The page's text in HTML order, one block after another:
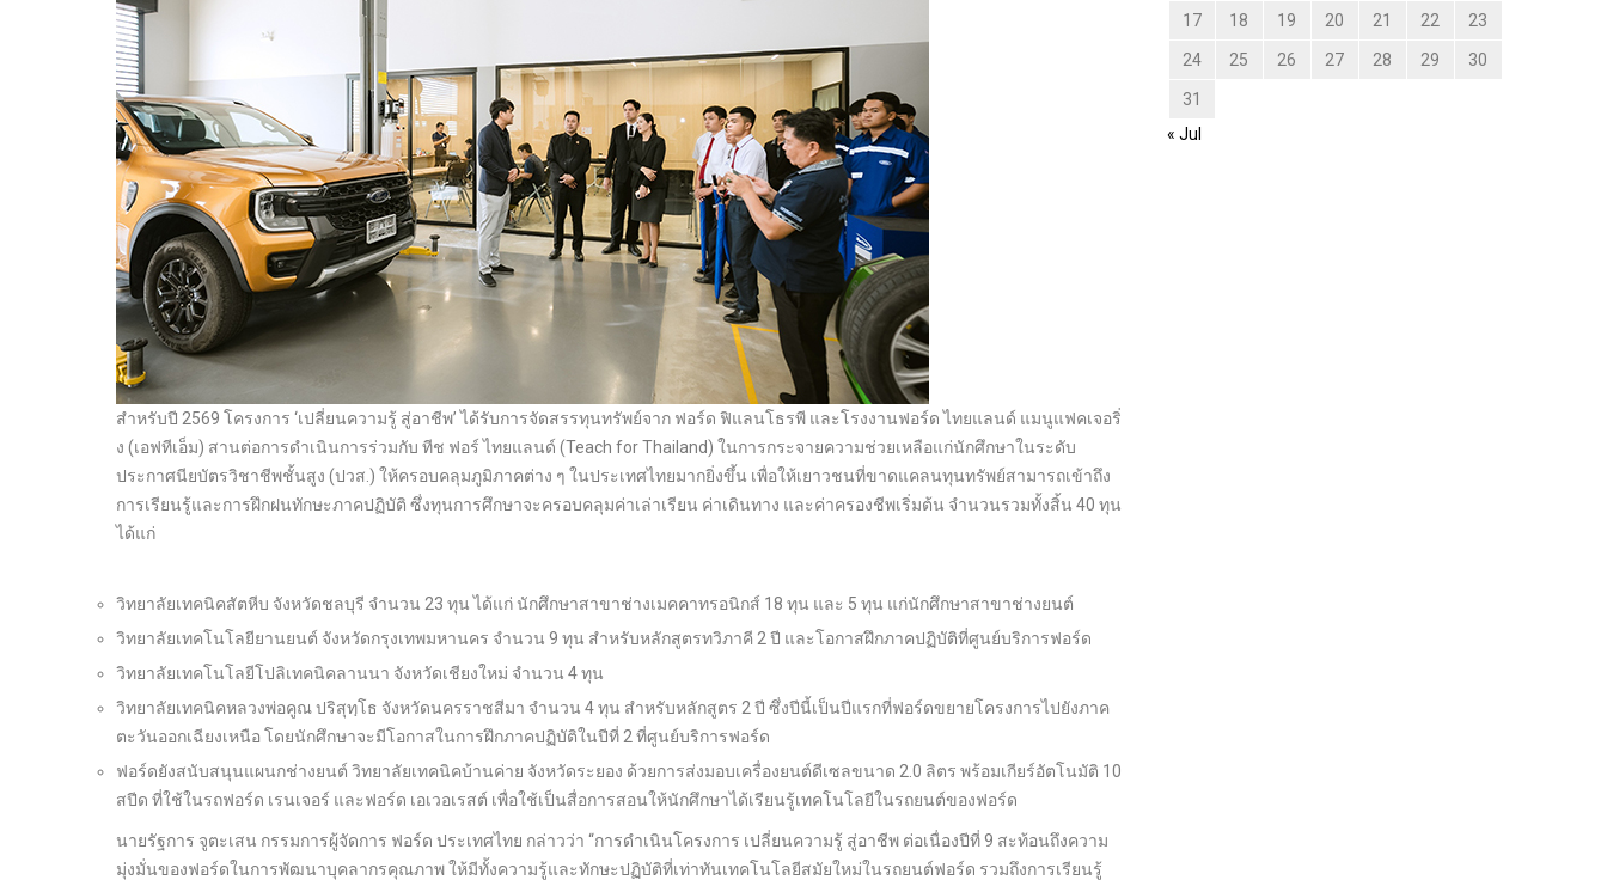
สำหรับปี 2569 โครงการ ‘เปลี่ยนความรู้ สู่อาชีพ’ ได้รับการจัดสรรทุนทรัพย์จาก ฟอร์ด ฟิแลนโธรพี และโรงงานฟอร์ด ไทยแลนด์ แมนูแฟคเจอริ่
ง (เอฟทีเอ็ม) สานต่อการดำเนินการร่วมกับ ทีช ฟอร์ ไทยแลนด์ (Teach for Thailand) ในการกระจายความช่วยเหลือแก่นักศึกษาในระดับ
ประกาศนียบัตรวิชาชีพชั้นสูง (ปวส.) ให้ครอบคลุมภูมิภาคต่าง ๆ ในประเทศไทยมากยิ่งขึ้น เพื่อให้เยาวชนที่ขาดแคลนทุนทรัพย์สามารถเข้าถึง
การเรียนรู้และการฝึกฝนทักษะภาคปฏิบัติ ซึ่งทุนการศึกษาจะครอบคลุมค่าเล่าเรียน ค่าเดินทาง และค่าครองชีพเริ่มต้น จำนวนรวมทั้งสิ้น 40 ทุน
ได้แก่
วิทยาลัยเทคนิคสัตหีบ จังหวัดชลบุรี จำนวน 23 ทุน ได้แก่ นักศึกษาสาขาช่างเมคคาทรอนิกส์ 18 ทุน และ 5 ทุน แก่นักศึกษาสาขาช่างยนต์
วิทยาลัยเทคโนโลยียานยนต์ จังหวัดกรุงเทพมหานคร จำนวน 9 ทุน สำหรับหลักสูตรทวิภาคี 2 ปี และโอกาสฝึกภาคปฏิบัติที่ศูนย์บริการฟอร์ด
วิทยาลัยเทคโนโลยีโปลิเทคนิคลานนา จังหวัดเชียงใหม่ จำนวน 4 ทุน
วิทยาลัยเทคนิคหลวงพ่อคูณ ปริสุทฺโธ จังหวัดนครราชสีมา จำนวน 4 ทุน สำหรับหลักสูตร 2 ปี ซึ่งปีนี้เป็นปีแรกที่ฟอร์ดขยายโครงการไปยังภาค
ตะวันออกเฉียงเหนือ โดยนักศึกษาจะมีโอกาสในการฝึกภาคปฏิบัติในปีที่ 2 ที่ศูนย์บริการฟอร์ด
ฟอร์ดยังสนับสนุนแผนกช่างยนต์ วิทยาลัยเทคนิคบ้านค่าย จังหวัดระยอง ด้วยการส่งมอบเครื่องยนต์ดีเซลขนาด 2.0 ลิตร พร้อมเกียร์อัตโนมัติ 10
สปีด ที่ใช้ในรถฟอร์ด เรนเจอร์ และฟอร์ด เอเวอเรสต์ เพื่อใช้เป็นสื่อการสอนให้นักศึกษาได้เรียนรู้เทคโนโลยีในรถยนต์ของฟอร์ด
นายรัฐการ จูตะเสน กรรมการผู้จัดการ ฟอร์ด ประเทศไทย กล่าวว่า “การดำเนินโครงการ เปลี่ยนความรู้ สู่อาชีพ ต่อเนื่องปีที่ 9 สะท้อนถึงความ
มุ่งมั่นของฟอร์ดในการพัฒนาบุคลากรคุณภาพ ให้มีทั้งความรู้และทักษะปฏิบัติที่เท่าทันเทคโนโลยีสมัยใหม่ในรถยนต์ฟอร์ด รวมถึงการเรียนรู้
17 18 19 20 21 22 23
24 25 26 27 28 29 30
31
« Jul